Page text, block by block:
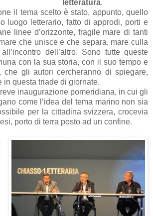
letteratura.
il tema scelto è stato, appunto, quello
luogo letterario, fatto di approdi, porti e
linee d’orizzonte, fragile mare di tanti
che unisce e che separa, mare culla
dell’altro. Sono tutte queste
con la sua storia, con il suo tempo e
gli autori cercheranno di spiegare,
in questa triade di giornate.
inaugurazione pomeridiana, in cui gli
come l’idea del tema marino non sia
per la cittadina svizzera, crocevia
porto di terra posto ad un confine.